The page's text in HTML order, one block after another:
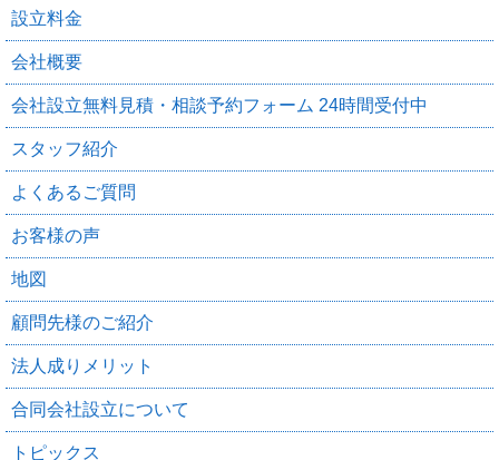
設立料金
会社概要
会社設立無料見積・相談予約フォーム 24時間受付中
スタッフ紹介
よくあるご質問
お客様の声
地図
顧問先様のご紹介
法人成りメリット
合同会社設立について
トピックス